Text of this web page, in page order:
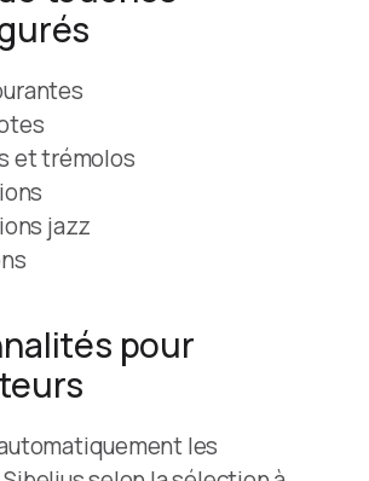
et trémolos
jazz
pour
les